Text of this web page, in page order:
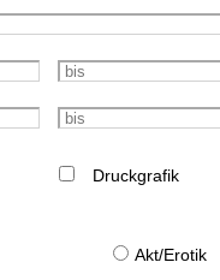
Druckgrafik
Akt/Erotik